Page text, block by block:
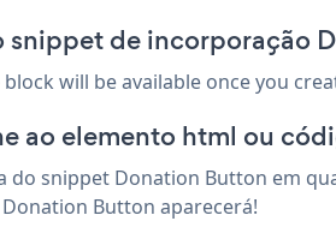
snippet de incorporação
block will be available once you
ao elemento html ou
do snippet Donation Button em
Button aparecerá!